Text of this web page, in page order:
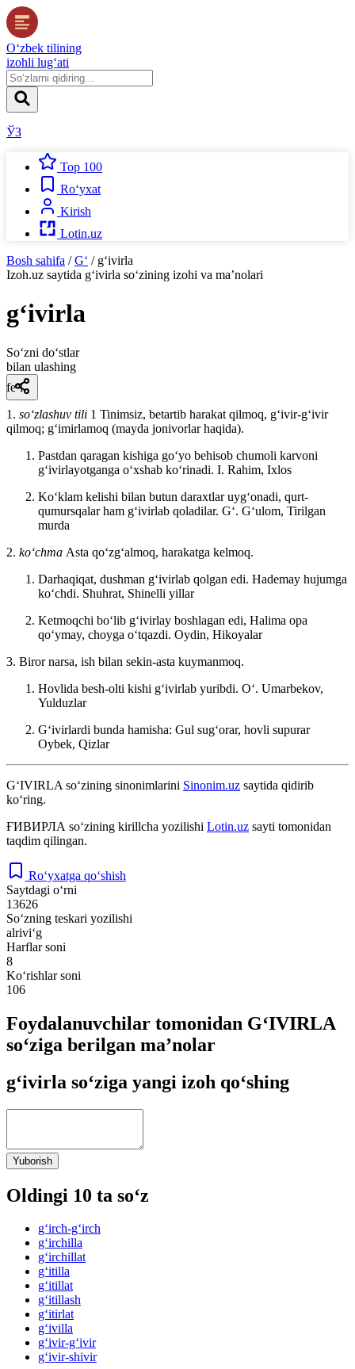
O‘zbek tilining
izohli lug‘ati
ЎЗ
Top 100
Ro‘yxat
Kirish
Lotin.uz
Bosh sahifa / G‘ / g‘ivirla
Izoh.uz saytida g‘ivirla so‘zining izohi va ma’nolari
g‘ivirla
So‘zni do‘stlar
bilan ulashing
fe’l
1. so‘zlashuv tili 1 Tinimsiz, betartib harakat qilmoq, gʻivir-gʻivir
qilmoq; gʻimirlamoq (mayda jonivorlar haqida).
Pastdan qaragan kishiga goʻyo behisob chumoli karvoni
gʻivirlayotganga oʻxshab koʻrinadi. I. Rahim, Ixlos
Koʻklam kelishi bilan butun daraxtlar uygʻonadi, qurt-
qumursqalar ham gʻivirlab qoladilar. Gʻ. Gʻulom, Tirilgan
murda
2. koʻchma Asta qoʻzgʻalmoq, harakatga kelmoq.
Darhaqiqat, dushman gʻivirlab qolgan edi. Hademay hujumga
koʻchdi. Shuhrat, Shinelli yillar
Ketmoqchi boʻlib gʻivirlay boshlagan edi, Halima opa
qoʻymay, choyga oʻtqazdi. Oydin, Hikoyalar
3. Biror narsa, ish bilan sekin-asta kuymanmoq.
Hovlida besh-olti kishi gʻivirlab yuribdi. Oʻ. Umarbekov,
Yulduzlar
Gʻivirlardi bunda hamisha: Gul sugʻorar, hovli supurar
Oybek, Qizlar
G‘IVIRLA so‘zining sinonimlarini Sinonim.uz saytida qidirib
ko‘ring.
ҒИВИРЛА so‘zining kirillcha yozilishi Lotin.uz sayti tomonidan
taqdim qilingan.
Ro‘yxatga qo‘shish
Saytdagi o‘rni
13626
So‘zning teskari yozilishi
alrivi‘g
Harflar soni
8
Ko‘rishlar soni
106
Foydalanuvchilar tomonidan G‘IVIRLA
so‘ziga berilgan ma’nolar
g‘ivirla so‘ziga yangi izoh qo‘shing
Yuborish
Oldingi 10 ta so‘z
g‘irch-g‘irch
g‘irchilla
g‘irchillat
g‘itilla
g‘itillat
g‘itillash
g‘itirlat
g‘ivilla
g‘ivir-g‘ivir
g‘ivir-shivir